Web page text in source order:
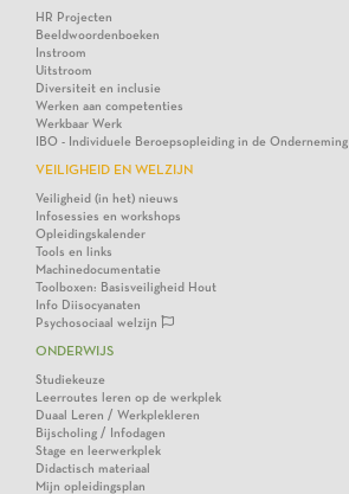
HR Projecten
Beeldwoordenboeken
Instroom
Uitstroom
Diversiteit en inclusie
Werken aan competenties
Werkbaar Werk
IBO - Individuele Beroepsopleiding in de Onderneming
VEILIGHEID EN WELZIJN
Veiligheid (in het) nieuws
Infosessies en workshops
Opleidingskalender
Tools en links
Machinedocumentatie
Toolboxen: Basisveiligheid Hout
Info Diisocyanaten
Psychosociaal welzijn
ONDERWIJS
Studiekeuze
Leerroutes leren op de werkplek
Duaal Leren / Werkplekleren
Bijscholing / Infodagen
Stage en leerwerkplek
Didactisch materiaal
Mijn opleidingsplan